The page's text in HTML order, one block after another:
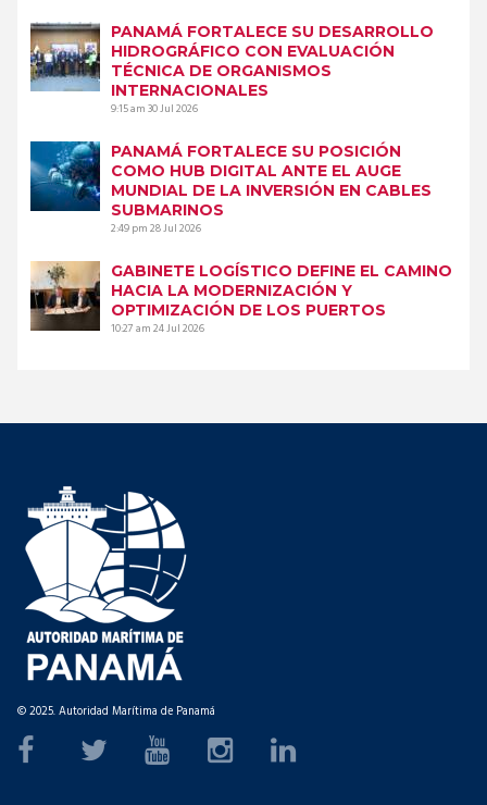
PANAMÁ FORTALECE SU DESARROLLO
HIDROGRÁFICO CON EVALUACIÓN
TÉCNICA DE ORGANISMOS
INTERNACIONALES
9:15 am30 Jul 2026
PANAMÁ FORTALECE SU POSICIÓN
COMO HUB DIGITAL ANTE EL AUGE
MUNDIAL DE LA INVERSIÓN EN CABLES
SUBMARINOS
2:49 pm28 Jul 2026
GABINETE LOGÍSTICO DEFINE EL CAMINO
HACIA LA MODERNIZACIÓN Y
OPTIMIZACIÓN DE LOS PUERTOS
10:27 am24 Jul 2026
© 2025. Autoridad Marítima de Panamá